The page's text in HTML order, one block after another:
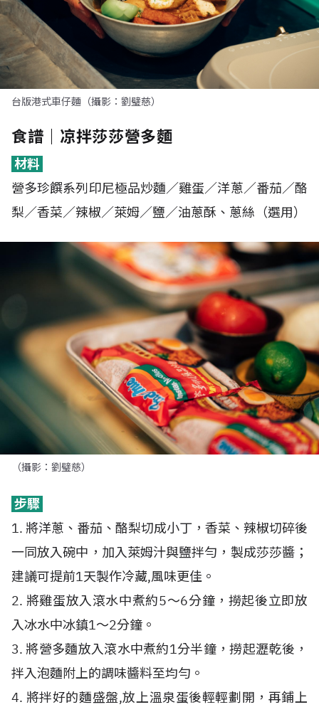
台版港式車仔麵（攝影：劉璧慈）
食譜｜凉拌莎莎營多麵
材料
營多珍饌系列印尼極品炒麵／雞蛋／洋蔥／番茄／酪
梨／香菜／辣椒／萊姆／鹽／油蔥酥、蔥絲（選用）
（攝影：劉璧慈）
步驟
1. 將洋蔥、番茄、酪梨切成小丁，香菜、辣椒切碎後
一同放入碗中，加入萊姆汁與鹽拌勻，製成莎莎醬；
建議可提前1天製作冷藏,風味更佳。
2. 將雞蛋放入滾水中煮約5〜6分鐘，撈起後立即放
入冰水中冰鎮1〜2分鐘。
3. 將營多麵放入滾水中煮約1分半鐘，撈起瀝乾後，
拌入泡麵附上的調味醬料至均勻。
4. 將拌好的麵盛盤,放上溫泉蛋後輕輕劃開，再鋪上